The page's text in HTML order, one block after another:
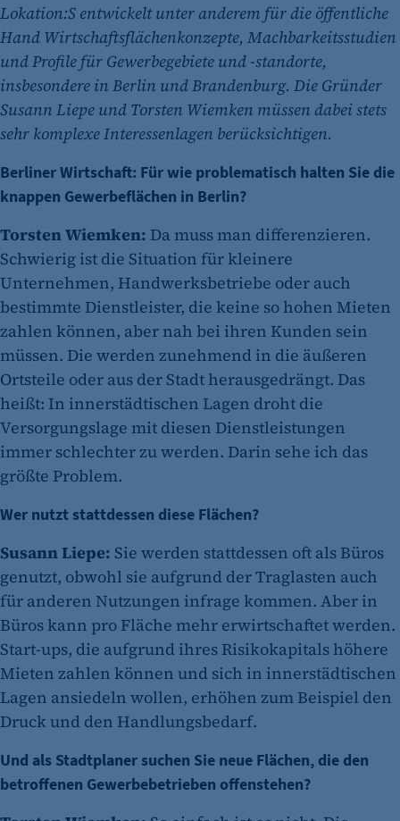
Lokation:S entwickelt unter anderem für die öffentliche
Hand Wirtschaftsflächenkonzepte, Machbarkeitsstudien
und Profile für Gewerbegebiete und -standorte,
insbesondere in Berlin und Brandenburg. Die Gründer
Susann Liepe und Torsten Wiemken müssen dabei stets
sehr komplexe Interessenlagen berücksichtigen.
Berliner Wirtschaft: Für wie problematisch halten Sie die
knappen Gewerbeflächen in Berlin?
Torsten Wiemken: Da muss man differenzieren.
Schwierig ist die Situation für kleinere
Unternehmen, Handwerksbetriebe oder auch
bestimmte Dienstleister, die keine so hohen Mieten
zahlen können, aber nah bei ihren Kunden sein
müssen. Die werden zunehmend in die äußeren
Ortsteile oder aus der Stadt herausgedrängt. Das
heißt: In innerstädtischen Lagen droht die
Versorgungslage mit diesen Dienstleistungen
immer schlechter zu werden. Darin sehe ich das
größte Problem.
Wer nutzt stattdessen diese Flächen?
Susann Liepe: Sie werden stattdessen oft als Büros
genutzt, obwohl sie aufgrund der Traglasten auch
für anderen Nutzungen infrage kommen. Aber in
Büros kann pro Fläche mehr erwirtschaftet werden.
Start-ups, die aufgrund ihres Risikokapitals höhere
Mieten zahlen können und sich in innerstädtischen
Lagen ansiedeln wollen, erhöhen zum Beispiel den
Druck und den Handlungsbedarf.
Und als Stadtplaner suchen Sie neue Flächen, die den
betroffenen Gewerbebetrieben offenstehen?